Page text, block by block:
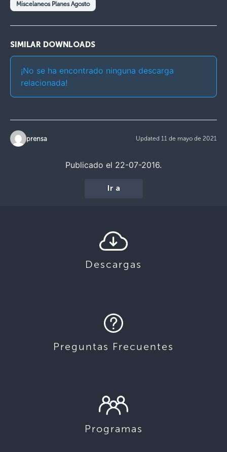
Miscelaneos Planes Agosto
SIMILAR DOWNLOADS
¡No se ha encontrado ninguna descarga
relacionada!
prensa Updated 11 de mayo de 2021
Publicado el 22-07-2016.
Ir a
Descargas
Preguntas Frecuentes
Programas